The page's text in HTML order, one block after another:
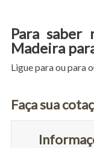
Para saber
Madeira
Ligue paraou para
Faça sua